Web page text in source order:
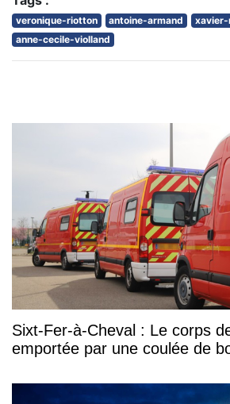
veronique-riotton antoine-armand xavier-
anne-cecile-violland
Sixt-Fer-à-Cheval : Le corps
emportée par une coulée de